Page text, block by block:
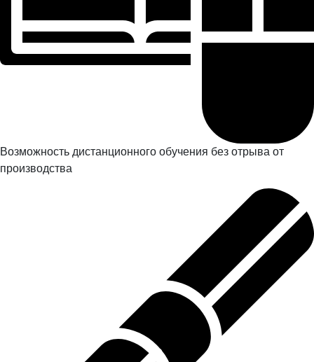
Возможность дистанционного обучения без отрыва от
производства